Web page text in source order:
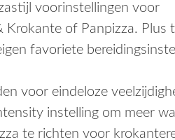
voorinstellingen voor
Krokante of Panpizza. Plus
favoriete
voor eindeloze
instelling om meer
te richten voor